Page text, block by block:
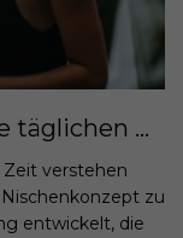
Nachhaltiges Leben: Wie Ihre täglichen Entscheidungen einen gesünderen Planeten formen
verstehen
zu
entwickelt, die